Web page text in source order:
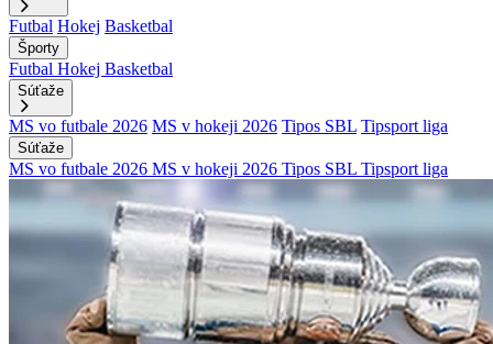
Futbal Hokej Basketbal
Športy
Futbal Hokej Basketbal
Súťaže
MS vo futbale 2026 MS v hokeji 2026 Tipos SBL Tipsport liga
Súťaže
MS vo futbale 2026 MS v hokeji 2026 Tipos SBL Tipsport liga